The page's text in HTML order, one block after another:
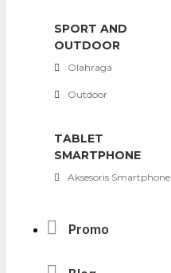
SPORT AND
OUTDOOR
Olahraga
Outdoor
TABLET
SMARTPHONE
Aksesoris Smartphone
Promo